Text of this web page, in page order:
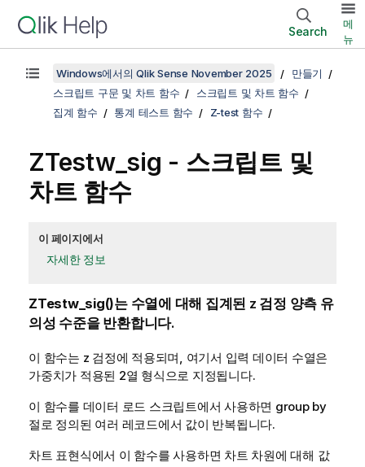
Search
메
뉴
Windows에서의 Qlik Sense November 2025
만들기
스크립트 구문 및 차트 함수
스크립트 및 차트 함수
집계 함수
통계 테스트 함수 Z-test 함수
ZTestw_sig - 스크립트 및
차트 함수
이 페이지에서
자세한 정보
ZTestw_sig()는 수열에 대해 집계된 z 검정 양측 유
의성 수준을 반환합니다.
이 함수는 z 검정에 적용되며, 여기서 입력 데이터 수열은
가중치가 적용된 2열 형식으로 지정됩니다.
이 함수를 데이터 로드 스크립트에서 사용하면 group by
절로 정의된 여러 레코드에서 값이 반복됩니다.
차트 표현식에서 이 함수를 사용하면 차트 차원에 대해 값